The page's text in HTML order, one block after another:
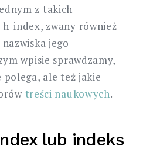
z takich
index, zwany również
jego
wpisie sprawdzamy,
polega, ale też jakie
treści naukowych.
lub indeks